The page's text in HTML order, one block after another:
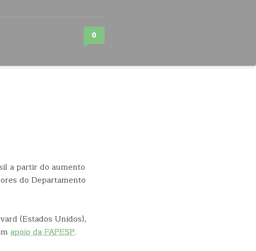
0
a partir do aumento
do Departamento
(Estados Unidos),
apoio da FAPESP.